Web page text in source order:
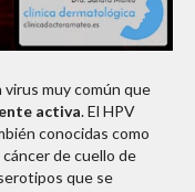
virus muy común que
activa. El HPV
conocidas como
de cuello de
que se